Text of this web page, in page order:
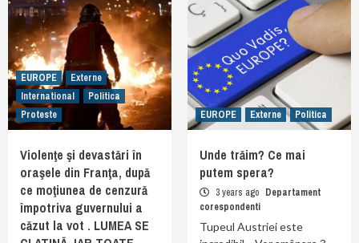
EUROPE
Externe
International
Politica
Proteste
Violenţe şi devastări în
oraşele din Franţa, după
ce moţiunea de cenzură
împotriva guvernului a
căzut la vot . LUMEA SE
EUROPE Externe Politica
Unde trăim? Ce mai
putem spera?
3 years ago Departament
corespondenti
Tupeul Austriei este